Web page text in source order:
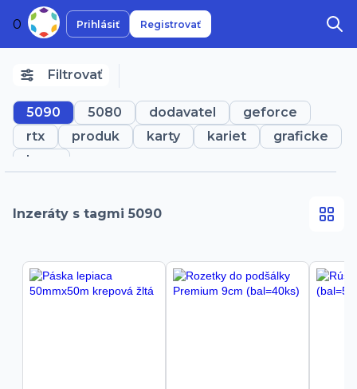
0 Prihlásiť Registrovať
Filtrovať
5090 5080 dodavatel
geforce
rtx
produk karty kariet
graficke
hern
Inzeráty s tagmi 5090